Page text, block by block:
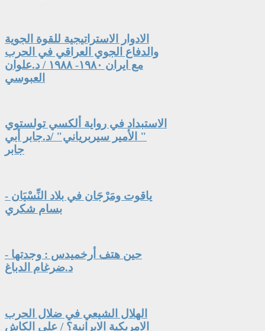
الادوار الاستراتيجية للقوة الجوية
والدفاع الجوي العراقي في الحرب
مع ايران ١٩٨٠- ١٩٨٨ / د.علوان
العبوسي
الاستبداد في رواية ألكسي تولستوي
" الأمير سيربرياني" /د.جابر أبي
جابر
ياقوت ومَرْجَان في بلاد النِّسْيَان -
بسام شكري
حين هتف أرخميدس : وجدتها -
د.ضرغام الدباغ
الهلال الشيعي في ضلال الحرب
الامريكية الايرانية؟ / علي الكاش